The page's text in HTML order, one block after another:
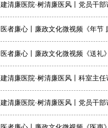
建清廉医院·树清廉医风丨党员干
医者廉心丨廉政文化微视频《年节
医者廉心丨廉政文化微视频《送礼
建清廉医院·树清廉医风丨科室主
建清廉医院·树清廉医风丨党员干